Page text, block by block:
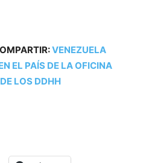
VENEZUELA
EL PAÍS DE LA OFICINA
LOS DDHH